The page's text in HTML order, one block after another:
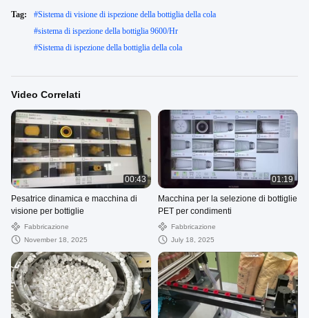
Tag: #Sistema di visione di ispezione della bottiglia della cola
#sistema di ispezione della bottiglia 9600/Hr
#Sistema di ispezione della bottiglia della cola
Video Correlati
00:43
Pesatrice dinamica e macchina di
visione per bottiglie
Fabbricazione
November 18, 2025
01:19
Macchina per la selezione di bottiglie
PET per condimenti
Fabbricazione
July 18, 2025